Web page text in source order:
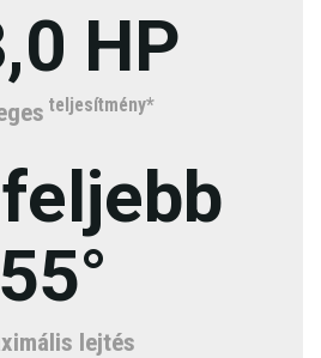
HP
teljesítmény*
55°
lejtés